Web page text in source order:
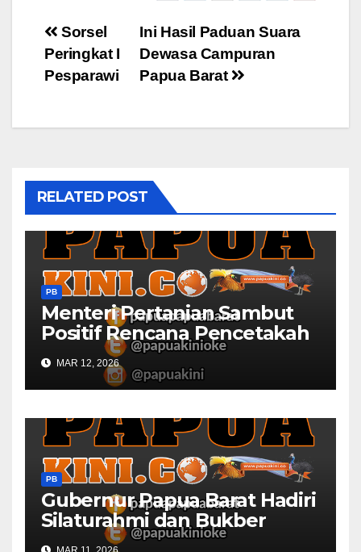
Post
navigation
Ini Hasil Paduan Suara
Dewasa Campuran
Papua Barat
Sorsel
Peringkat I
Pesparawi
RELATED POST
PB
Menteri Pertanian Sambut
Positif Rencana Pencetakah
Sawah dan Ladang di Papua
Barat
MAR 12, 2026
PB
Gubernur Papua Barat Hadiri
Silaturahmi dan Bukber
Bersama DPR RI dan